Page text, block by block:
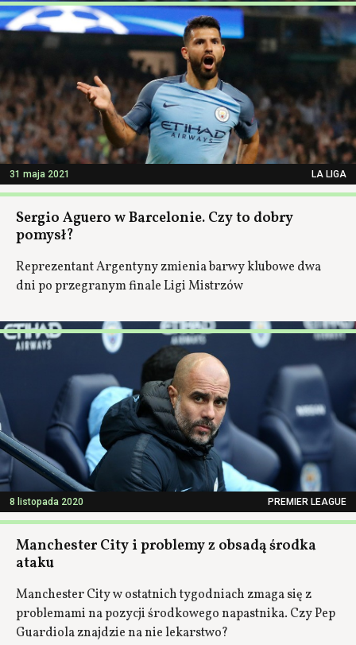
31 maja 2021 LA LIGA
Sergio Aguero w Barcelonie. Czy to dobry
pomysł?
Reprezentant Argentyny zmienia barwy klubowe dwa
dni po przegranym finale Ligi Mistrzów
8 listopada 2020 PREMIER LEAGUE
Manchester City i problemy z obsadą środka
ataku
Manchester City w ostatnich tygodniach zmaga się z
problemami na pozycji środkowego napastnika. Czy Pep
Guardiola znajdzie na nie lekarstwo?